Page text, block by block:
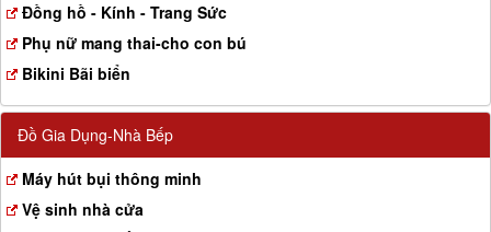
Đồng hồ - Kính - Trang Sức
Phụ nữ mang thai-cho con bú
Bikini Bãi biển
Đồ Gia Dụng-Nhà Bếp
Máy hút bụi thông minh
Vệ sinh nhà cửa